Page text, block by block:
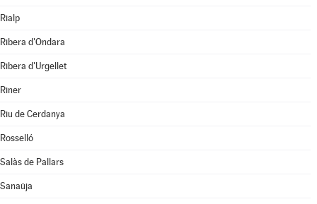
Rialp
Ribera d'Ondara
Ribera d'Urgellet
Riner
Riu de Cerdanya
Rosselló
Salàs de Pallars
Sanaüja